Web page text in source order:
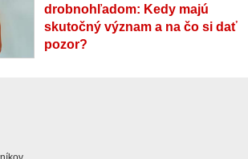
drobnohľadom: Kedy majú
skutočný význam a na čo si dať
pozor?